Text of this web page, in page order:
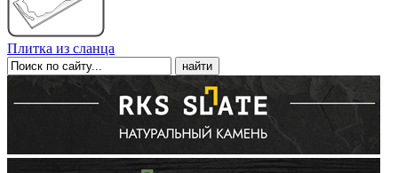
Плитка из сланца